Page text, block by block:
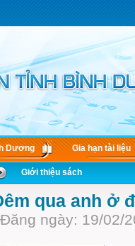
Dương Gia hạn tài liệu
Giới thiệu sách
qua anh ở
ngày: 19/02/